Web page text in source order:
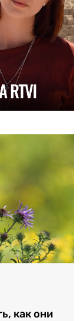
как они